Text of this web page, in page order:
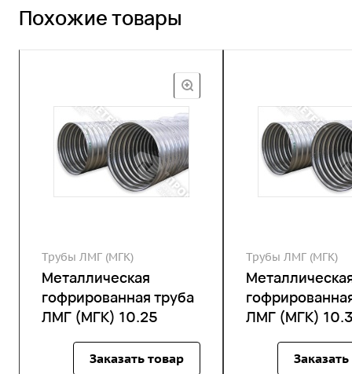
Похожие товары
Трубы ЛМГ (МГК)
Металлическая
гофрированная труба
ЛМГ (МГК) 10.25
Заказать товар
Трубы ЛМГ (МГК)
ЛМГ (МГК)